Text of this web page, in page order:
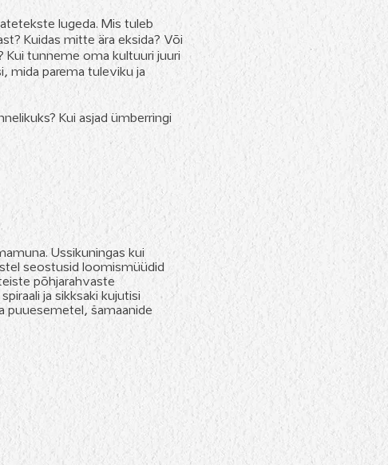
lugeda. Mis tuleb
Kuidas mitte ära eksida? Või
tunneme oma kultuuri juuri
mida parema tuleviku ja
Kui asjad ümberringi
Ussikuningas kui
seostusid loomismüüdid
põhjarahvaste
ja sikksaki kujutisi
puuesemetel, šamaanide